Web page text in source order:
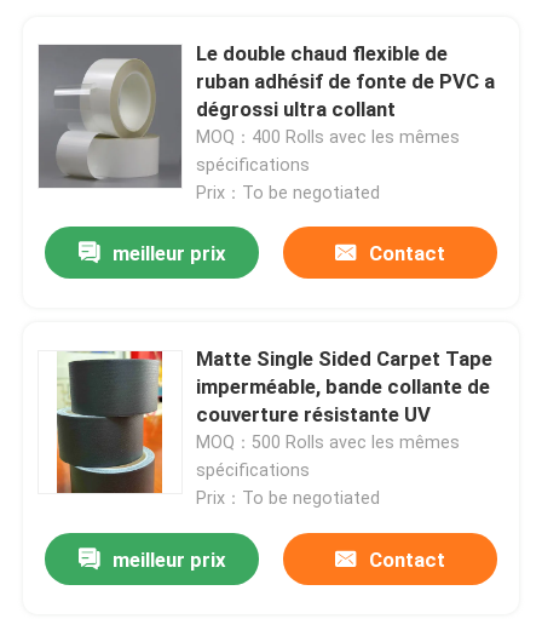
Le double chaud flexible de
ruban adhésif de fonte de PVC a
dégrossi ultra collant
MOQ：400 Rolls avec les mêmes
spécifications
Prix：To be negotiated
meilleur prix Contact
Matte Single Sided Carpet Tape
imperméable, bande collante de
couverture résistante UV
MOQ：500 Rolls avec les mêmes
spécifications
Prix：To be negotiated
meilleur prix Contact